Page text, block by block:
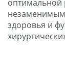
оптимальной
здоровья и